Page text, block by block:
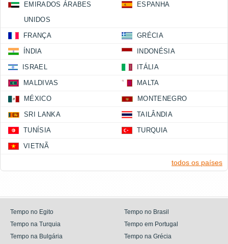
EMIRADOS ÁRABES
UNIDOS
ESPANHA
FRANÇA GRÉCIA
ÍNDIA INDONÉSIA
ISRAEL ITÁLIA
MALDIVAS MALTA
MÉXICO MONTENEGRO
SRI LANKA TAILÂNDIA
TUNÍSIA TURQUIA
VIETNÃ
todos os países
Tempo no Egito
Tempo no Brasil
Tempo na Turquia
Tempo em Portugal
Tempo na Bulgária
Tempo na Grécia